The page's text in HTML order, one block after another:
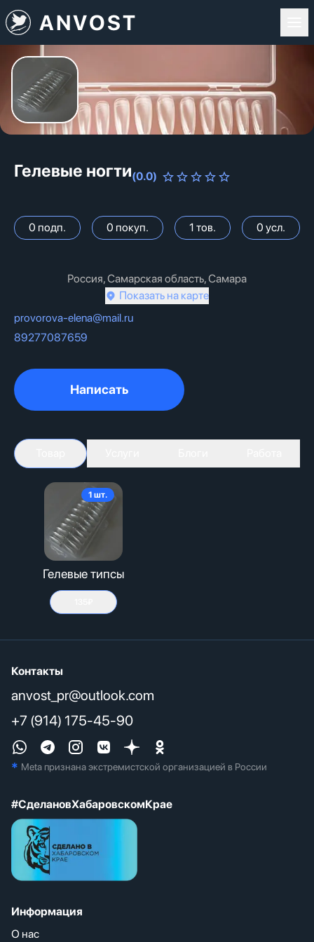
ANVOST
Гелевые ногти(0.0)
0 подп. 0 покуп. 1 тов. 0 усл.
Россия, Самарская область, Самара
Показать на карте
provorova-elena@mail.ru
89277087659
Написать
1 шт.
Гелевые типсы
Контакты
anvost_pr@outlook.com
+7 (914) 175-45-90
* Meta признана экстремистcкой организацией в России
#СделановХабаровскомКрае
Информация
О нас